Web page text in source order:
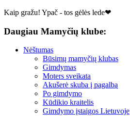
Kaip gražu! Ypač - tos gėlės lede❤
Daugiau Mamyčių klube:
Nėštumas
Būsimų mamyčių klubas
Gimdymas
Moters sveikata
Akušerė skuba į pagalbą
Po gimdymo
Kūdikio kraitelis
Gimdymo įstaigos Lietuvoje